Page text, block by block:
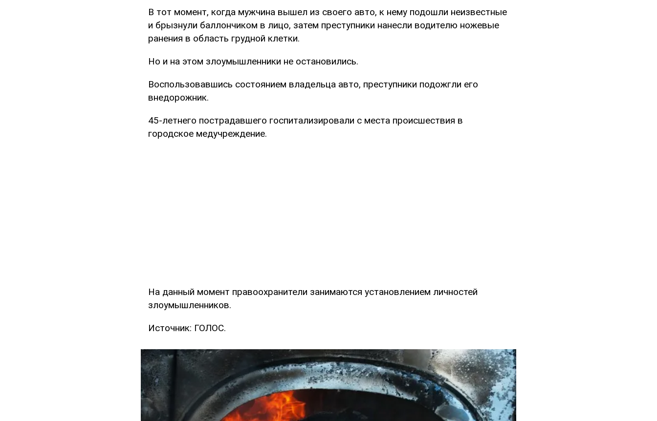
В тот момент, когда мужчина вышел из своего авто, к нему подошли неизвестные
и брызнули баллончиком в лицо, затем преступники нанесли водителю ножевые
ранения в область грудной клетки.
Но и на этом злоумышленники не остановились.
Воспользовавшись состоянием владельца авто, преступники подожгли его
внедорожник.
45-летнего пострадавшего госпитализировали с места происшествия в
городское медучреждение.
На данный момент правоохранители занимаются установлением личностей
злоумышленников.
Источник: ГОЛОС.